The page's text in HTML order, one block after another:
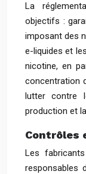
La
objectifs :
imposant des
e-liquides et
nicotine, en
concentration
lutter contre
production et
Contrôles
Les
responsables